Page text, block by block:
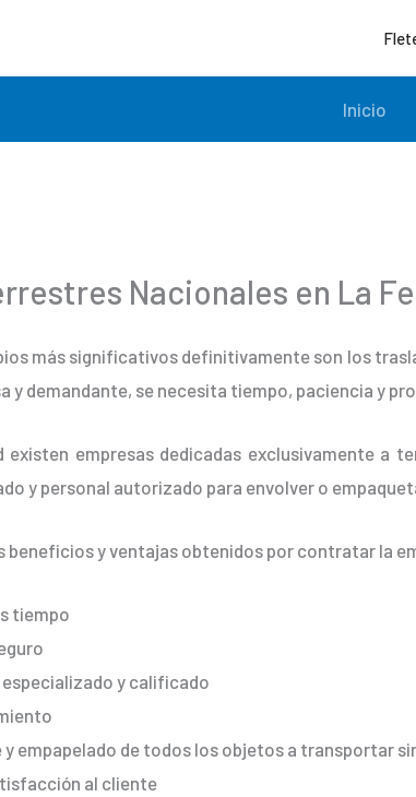
Inicio
Nacionales en La
más significativos definitivamente son los
y demandante, se necesita tiempo, paciencia y
existen empresas dedicadas exclusivamente a
y personal autorizado para envolver o
beneficios y ventajas obtenidos por contratar la
tiempo
y calificado
y empapelado de todos los objetos a transportar
al cliente